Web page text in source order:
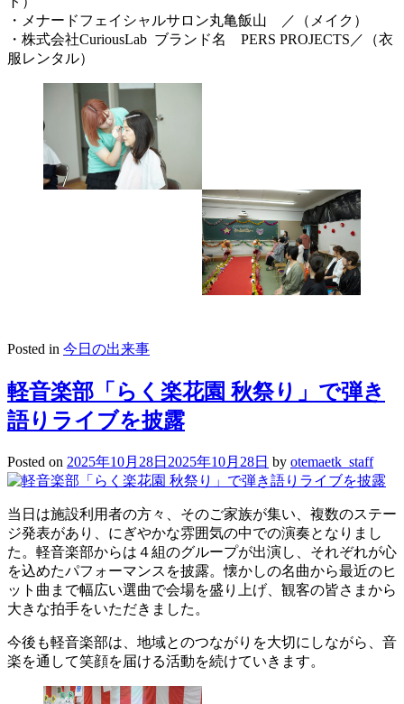
・メナードフェイシャルサロン丸亀飯山 ／（メイク）
・株式会社CuriousLab ブランド名 PERS PROJECTS／（衣
服レンタル）
Posted in 今日の出来事
軽音楽部「らく楽花園 秋祭り」で弾き
語りライブを披露
Posted on 2025年10月28日 2025年10月28日 by otemaetk_staff
当日は施設利用者の方々、そのご家族が集い、複数のステー
ジ発表があり、にぎやかな雰囲気の中での演奏となりまし
た。軽音楽部からは４組のグループが出演し、それぞれが心
を込めたパフォーマンスを披露。懐かしの名曲から最近のヒ
ット曲まで幅広い選曲で会場を盛り上げ、観客の皆さまから
大きな拍手をいただきました。
今後も軽音楽部は、地域とのつながりを大切にしながら、音
楽を通して笑顔を届ける活動を続けていきます。